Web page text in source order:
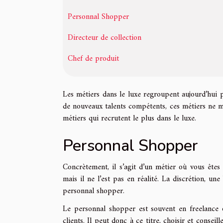
Personnal Shopper
Directeur de collection
Chef de produit
Les métiers dans le luxe regroupent
de nouveaux talents compétents, ces métiers
métiers qui recrutent le plus dans le luxe.
Personnal Shopper
Concrètement, il s’agit d’un métier où vous
mais il ne l’est pas en réalité. La discrétion,
personnal shopper.
Le personnal shopper est souvent en